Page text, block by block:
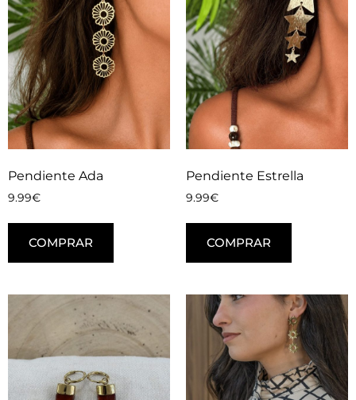
Pendiente Ada
9.99€
COMPRAR
Pendiente Estrella
9.99€
COMPRAR